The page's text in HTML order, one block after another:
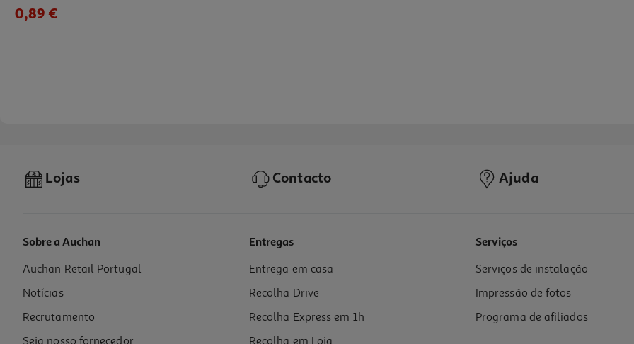
0,89 €
Ginger Ale Schweppes Premium 0.20l
8.95 €/Lt
1,79 €
Lojas Contacto Ajuda
Sobre a Auchan
Auchan Retail Portugal
Notícias
Recrutamento
Seja nosso fornecedor
Entregas
Entrega em casa
Recolha Drive
Recolha Express em 1h
Recolha em Loja
Serviços
Serviços de instalação
Impressão de fotos
Programa de afiliados